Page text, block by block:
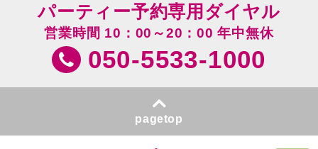
パーティー予約専用ダイヤル
営業時間 10：00～20：00 年中無休
050-5533-1000
pagetop